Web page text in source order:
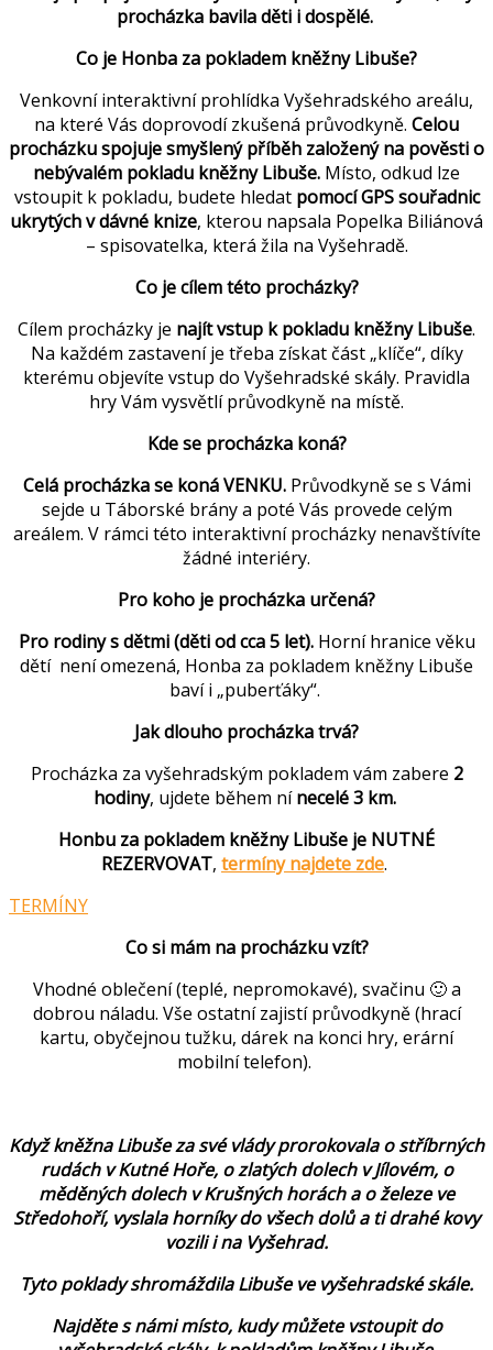
procházka bavila děti i dospělé.
Co je Honba za pokladem kněžny Libuše?
Venkovní interaktivní prohlídka Vyšehradského areálu,
na které Vás doprovodí zkušená průvodkyně. Celou
procházku spojuje smyšlený příběh založený na pověsti o
nebývalém pokladu kněžny Libuše. Místo, odkud lze
vstoupit k pokladu, budete hledat pomocí GPS souřadnic
ukrytých v dávné knize, kterou napsala Popelka Biliánová
– spisovatelka, která žila na Vyšehradě.
Co je cílem této procházky?
Cílem procházky je najít vstup k pokladu kněžny Libuše.
Na každém zastavení je třeba získat část „klíče“, díky
kterému objevíte vstup do Vyšehradské skály. Pravidla
hry Vám vysvětlí průvodkyně na místě.
Kde se procházka koná?
Celá procházka se koná VENKU.Průvodkyně se s Vámi
sejde u Táborské brány a poté Vás provede celým
areálem. V rámci této interaktivní procházky nenavštívíte
žádné interiéry.
Pro koho je procházka určená?
Pro rodiny s dětmi (děti od cca 5 let). Horní hranice věku
dětí není omezená, Honba za pokladem kněžny Libuše
baví i „puberťáky“.
Jak dlouho procházka trvá?
Procházka za vyšehradským pokladem vám zabere 2
hodiny, ujdete během nínecelé 3 km.
Honbu za pokladem kněžny Libuše je NUTNÉ
REZERVOVAT, termíny najdete zde.
TERMÍNY
Co si mám na procházku vzít?
Vhodné oblečení (teplé, nepromokavé), svačinu 🙂 a
dobrou náladu. Vše ostatní zajistí průvodkyně (hrací
kartu, obyčejnou tužku, dárek na konci hry, erární
mobilní telefon).
Když kněžna Libuše za své vlády prorokovala o stříbrných
rudách v Kutné Hoře, o zlatých dolech v Jílovém, o
měděných dolech v Krušných horách a o železe ve
Středohoří, vyslala horníky do všech dolů a ti drahé kovy
vozili i na Vyšehrad.
Tyto poklady shromáždila Libuše ve vyšehradské skále.
Najděte s námi místo, kudy můžete vstoupit do